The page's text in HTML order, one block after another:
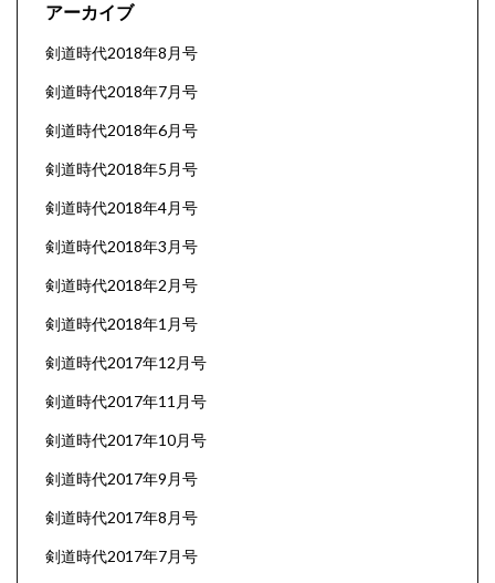
アーカイブ
剣道時代2018年8月号
剣道時代2018年7月号
剣道時代2018年6月号
剣道時代2018年5月号
剣道時代2018年4月号
剣道時代2018年3月号
剣道時代2018年2月号
剣道時代2018年1月号
剣道時代2017年12月号
剣道時代2017年11月号
剣道時代2017年10月号
剣道時代2017年9月号
剣道時代2017年8月号
剣道時代2017年7月号